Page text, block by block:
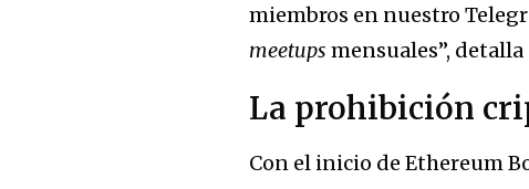
miembros en nuestro
meetups mensuales”, detalla
La prohibición
Con el inicio de Ethereum